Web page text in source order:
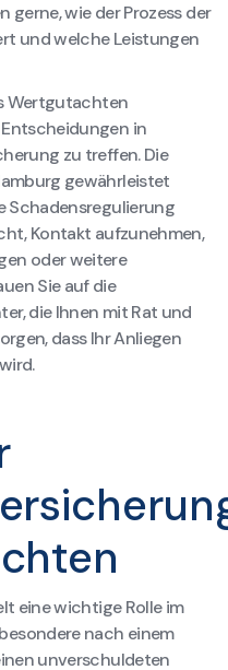
wie der Prozess der
und welche Leistungen
Wertgutachten
in
zu treffen. Die
gewährleistet
Schadensregulierung
Kontakt aufzunehmen,
oder weitere
Sie auf die
die Ihnen mit Rat und
dass Ihr Anliegen
eine wichtige Rolle im
nach einem
unverschuldeten